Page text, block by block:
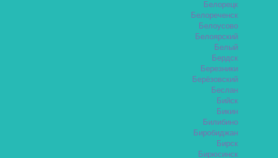
Белорецк
Белореченск
Белоусово
Белоярский
Белый
Бердск
Березники
Берёзовский
Беслан
Бийск
Бикин
Билибино
Биробиджан
Бирск
Бирюсинск